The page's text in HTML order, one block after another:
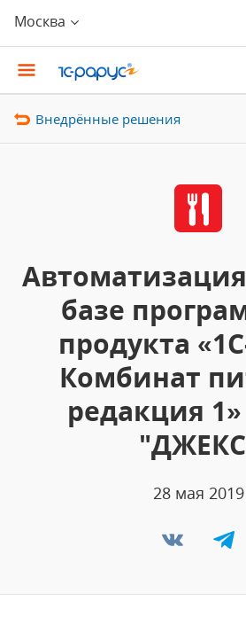
Москва
Внедрённые решения
базе
продукта
Комбинат
редакция
28 мая 2019